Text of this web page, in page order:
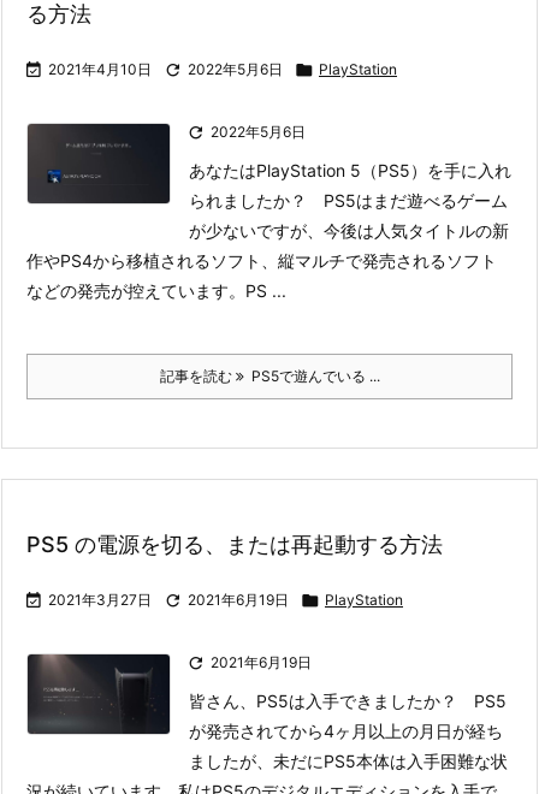
る方法
 2021年4月10日  2022年5月6日  PlayStation
 2022年5月6日
あなたはPlayStation 5（PS5）を手に入れ
られましたか？ PS5はまだ遊べるゲーム
が少ないですが、今後は人気タイトルの新
作やPS4から移植されるソフト、縦マルチで発売されるソフト
などの発売が控えています。 PS ...
記事を読む PS5で遊んでいる ...
PS5 の電源を切る、または再起動する方法
 2021年3月27日  2021年6月19日  PlayStation
 2021年6月19日
皆さん、PS5は入手できましたか？ PS5
が発売されてから4ヶ月以上の月日が経ち
ましたが、未だにPS5本体は入手困難な状